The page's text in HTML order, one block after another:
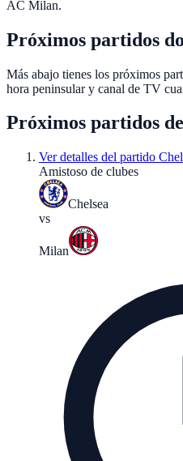
AC Milan.
Próximos partidos
Más abajo tienes los próximos
hora peninsular y canal de TV
Próximos partidos
Ver detalles del partido
Amistoso de clubes
Chelsea
vs
Milan